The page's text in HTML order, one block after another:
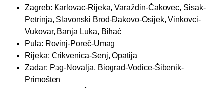
Zagreb: Karlovac-Rijeka, Varaždin-Čakovec, Sisak-
Petrinja, Slavonski Brod-Đakovo-Osijek, Vinkovci-
Vukovar, Banja Luka, Bihać
Pula: Rovinj-Poreč-Umag
Rijeka: Crikvenica-Senj, Opatija
Zadar: Pag-Novalja, Biograd-Vodice-Šibenik-
Primošten